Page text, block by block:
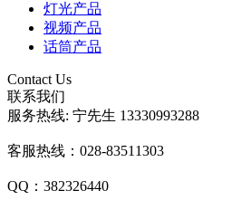
灯光产品
视频产品
话筒产品
Contact Us
联系我们
服务热线: 宁先生 13330993288
客服热线：028-83511303
QQ：382326440